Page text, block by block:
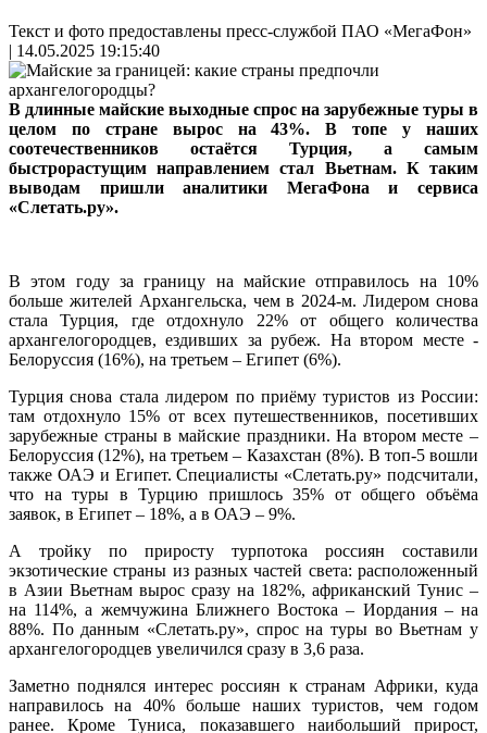
Текст и фото предоставлены пресс-службой ПАО «МегаФон»
| 14.05.2025 19:15:40
В длинные майские выходные спрос на зарубежные туры в
целом по стране вырос на 43%. В топе у наших
соотечественников остаётся Турция, а самым
быстрорастущим направлением стал Вьетнам. К таким
выводам пришли аналитики МегаФона и сервиса
«Слетать.ру».
В этом году за границу на майские отправилось на 10%
больше жителей Архангельска, чем в 2024-м. Лидером снова
стала Турция, где отдохнуло 22% от общего количества
архангелогородцев, ездивших за рубеж. На втором месте -
Белоруссия (16%), на третьем – Египет (6%).
Турция снова стала лидером по приёму туристов из России:
там отдохнуло 15% от всех путешественников, посетивших
зарубежные страны в майские праздники. На втором месте –
Белоруссия (12%), на третьем – Казахстан (8%). В топ-5 вошли
также ОАЭ и Египет. Специалисты «Слетать.ру» подсчитали,
что на туры в Турцию пришлось 35% от общего объёма
заявок, в Египет – 18%, а в ОАЭ – 9%.
А тройку по приросту турпотока россиян составили
экзотические страны из разных частей света: расположенный
в Азии Вьетнам вырос сразу на 182%, африканский Тунис –
на 114%, а жемчужина Ближнего Востока – Иордания – на
88%. По данным «Слетать.ру», спрос на туры во Вьетнам у
архангелогородцев увеличился сразу в 3,6 раза.
Заметно поднялся интерес россиян к странам Африки, куда
направилось на 40% больше наших туристов, чем годом
ранее. Кроме Туниса, показавшего наибольший прирост,